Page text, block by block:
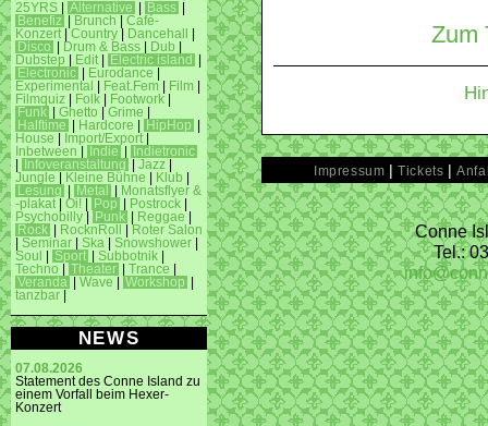
25YRS Alternative Bass
Benefiz
Brunch
Café-
Konzert
Country Dancehall
Disco
Drum & Bass Dub
Dubstep
Edit Electric island
Electronic
Eurodance
Experimental
Feat.Fem Film
Filmquiz
Folk Footwork
Funk
Ghetto Grime
Halftime
Hardcore HipHop
House
Import/Export
Inbetween
Indie
Indietronic
Infoveranstaltung Jazz
Jungle
Kleine Bühne Klub
Lesung
Metal
Monatsflyer &
-plakat
Oi! Pop Postrock
Psychobilly
Punk Reggae
Rock
RocknRoll
Roter Salon
Seminar Ska Snowshower
Soul
Sport Subbotnik
Techno
Theater Trance
Veranda
Wave Workshop
tanzbar
NEWS
07.08.2026
Statement des Conne Island zu
einem Vorfall beim Hexer-
Konzert
Zum
Impressum |Tickets |
Conne
Tel.: